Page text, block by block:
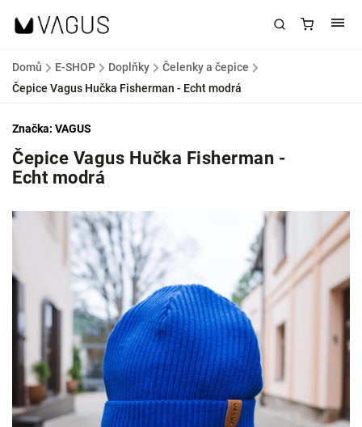
Domů / E-SHOP / Doplňky / Čelenky a čepice /
Čepice Vagus Hučka Fisherman - Echt modrá
Čepice Vagus Hučka Fisherman -
Echt modrá
Značka: VAGUS